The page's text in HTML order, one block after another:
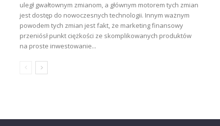
uległ gwałtownym zmianom, a głównym motorem tych zmian
jest dostęp do nowoczesnych technologii. Innym ważnym
powodem tych zmian jest fakt, że marketing finansowy
przeniósł punkt ciężkości ze skomplikowanych produktów
na proste inwestowanie...